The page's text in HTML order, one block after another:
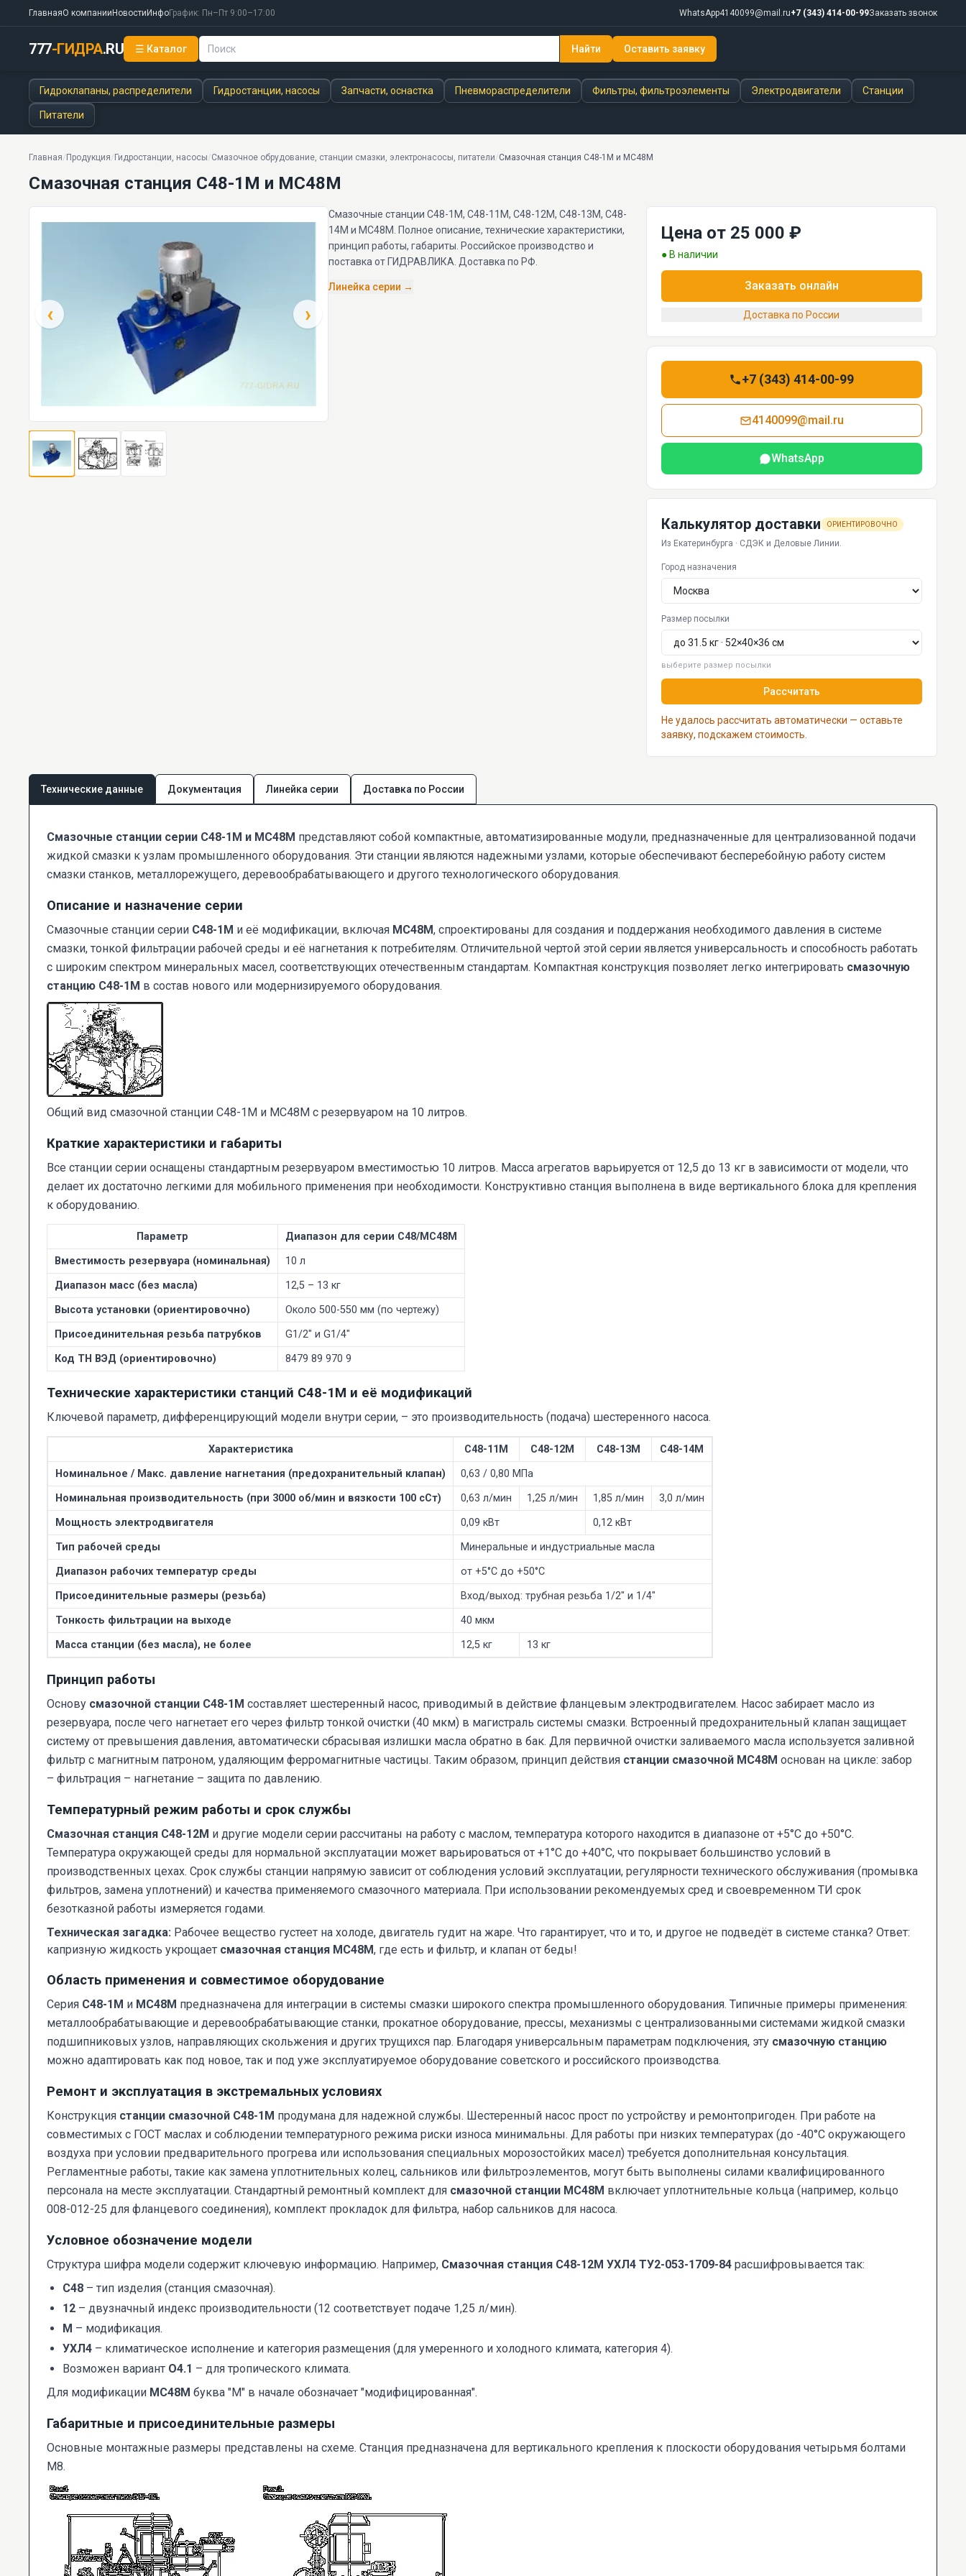
ГлавнаяО компании Новости ИнфоГрафик: Пн–Пт 9:00–17:00 WhatsApp4140099@mail.ru+7 (343) 414-00-99Заказать звонок
777-ГИДРА.RU ☰ Каталог Найти Оставить заявку
Гидроклапаны, распределители Гидростанции, насосы Запчасти, оснастка Пневмораспределители Фильтры, фильтроэлементы Электродвигатели Станции
Питатели
Главная/ Продукция/ Гидростанции, насосы/Смазочное обрудование, станции смазки, электронасосы, питатели/Смазочная станция С48-1М и МС48М
Смазочная станция С48-1М и МС48М
Смазочная станция С48-1М и МС48М
‹ ›
Смазочные станции С48-1М, С48-11М, С48-12М, С48-13М, С48-
14М и МС48М. Полное описание, технические характеристики,
принцип работы, габариты. Российское производство и
поставка от ГИДРАВЛИКА. Доставка по РФ.
Линейка серии →
Цена от 25 000 ₽
● В наличии
Заказать онлайн
Доставка по России
+7 (343) 414-00-99
4140099@mail.ru
WhatsApp
Калькулятор доставки ОРИЕНТИРОВОЧНО
Из Екатеринбурга · СДЭК и Деловые Линии.
Город назначения
Размер посылки
выберите размер посылки
Рассчитать
Не удалось рассчитать автоматически — оставьте
заявку, подскажем стоимость.
Технические данные Документация Линейка серии Доставка по России
Смазочные станции серии С48-1М и МС48М представляют собой компактные, автоматизированные модули, предназначенные для централизованной подачи
жидкой смазки к узлам промышленного оборудования. Эти станции являются надежными узлами, которые обеспечивают бесперебойную работу систем
смазки станков, металлорежущего, деревообрабатывающего и другого технологического оборудования.
Описание и назначение серии
Смазочные станции серии С48-1М и её модификации, включая МС48М, спроектированы для создания и поддержания необходимого давления в системе
смазки, тонкой фильтрации рабочей среды и её нагнетания к потребителям. Отличительной чертой этой серии является универсальность и способность работать
с широким спектром минеральных масел, соответствующих отечественным стандартам. Компактная конструкция позволяет легко интегрировать смазочную
станцию С48-1М в состав нового или модернизируемого оборудования.
Общий вид смазочной станции С48-1М и МС48М с резервуаром на 10 литров.
Краткие характеристики и габариты
Все станции серии оснащены стандартным резервуаром вместимостью 10 литров. Масса агрегатов варьируется от 12,5 до 13 кг в зависимости от модели, что
делает их достаточно легкими для мобильного применения при необходимости. Конструктивно станция выполнена в виде вертикального блока для крепления
к оборудованию.
Параметр
Диапазон для серии С48/МС48М
Вместимость резервуара (номинальная)
10 л
Диапазон масс (без масла)
12,5 – 13 кг
Высота установки (ориентировочно)
Около 500-550 мм (по чертежу)
Присоединительная резьба патрубков
G1/2" и G1/4"
Код ТН ВЭД (ориентировочно)
8479 89 970 9
Технические характеристики станций С48-1М и её модификаций
Ключевой параметр, дифференцирующий модели внутри серии, – это производительность (подача) шестеренного насоса.
Характеристика С48-11М С48-12М С48-13М
С48-14М
Номинальное / Макс. давление нагнетания (предохранительный клапан)
0,63 / 0,80 МПа
Номинальная производительность (при 3000 об/мин и вязкости 100 сСт)
0,63 л/мин 1,25 л/мин 1,85 л/мин
3,0 л/мин
Мощность электродвигателя
0,09 кВт
0,12 кВт
Тип рабочей среды
Минеральные и индустриальные масла
Диапазон рабочих температур среды
от +5°C до +50°C
Присоединительные размеры (резьба)
Вход/выход: трубная резьба 1/2" и 1/4"
Тонкость фильтрации на выходе
40 мкм
Масса станции (без масла), не более
12,5 кг 13 кг
Принцип работы
Основу смазочной станции С48-1М составляет шестеренный насос, приводимый в действие фланцевым электродвигателем. Насос забирает масло из
резервуара, после чего нагнетает его через фильтр тонкой очистки (40 мкм) в магистраль системы смазки. Встроенный предохранительный клапан защищает
систему от превышения давления, автоматически сбрасывая излишки масла обратно в бак. Для первичной очистки заливаемого масла используется заливной
фильтр с магнитным патроном, удаляющим ферромагнитные частицы. Таким образом, принцип действия станции смазочной МС48М основан на цикле: забор
– фильтрация – нагнетание – защита по давлению.
Температурный режим работы и срок службы
Смазочная станция С48-12М и другие модели серии рассчитаны на работу с маслом, температура которого находится в диапазоне от +5°C до +50°C.
Температура окружающей среды для нормальной эксплуатации может варьироваться от +1°C до +40°C, что покрывает большинство условий в
производственных цехах. Срок службы станции напрямую зависит от соблюдения условий эксплуатации, регулярности технического обслуживания (промывка
фильтров, замена уплотнений) и качества применяемого смазочного материала. При использовании рекомендуемых сред и своевременном ТИ срок
безотказной работы измеряется годами.
Техническая загадка: Рабочее вещество густеет на холоде, двигатель гудит на жаре. Что гарантирует, что и то, и другое не подведёт в системе станка? Ответ:
капризную жидкость укрощает смазочная станция МС48М, где есть и фильтр, и клапан от беды!
Область применения и совместимое оборудование
Серия С48-1М и МС48М предназначена для интеграции в системы смазки широкого спектра промышленного оборудования. Типичные примеры применения:
металлообрабатывающие и деревообрабатывающие станки, прокатное оборудование, прессы, механизмы с централизованными системами жидкой смазки
подшипниковых узлов, направляющих скольжения и других трущихся пар. Благодаря универсальным параметрам подключения, эту смазочную станцию
можно адаптировать как под новое, так и под уже эксплуатируемое оборудование советского и российского производства.
Ремонт и эксплуатация в экстремальных условиях
Конструкция станции смазочной С48-1М продумана для надежной службы. Шестеренный насос прост по устройству и ремонтопригоден. При работе на
совместимых с ГОСТ маслах и соблюдении температурного режима риски износа минимальны. Для работы при низких температурах (до -40°С окружающего
воздуха при условии предварительного прогрева или использования специальных морозостойких масел) требуется дополнительная консультация.
Регламентные работы, такие как замена уплотнительных колец, сальников или фильтроэлементов, могут быть выполнены силами квалифицированного
персонала на месте эксплуатации. Стандартный ремонтный комплект для смазочной станции МС48М включает уплотнительные кольца (например, кольцо
008-012-25 для фланцевого соединения), комплект прокладок для фильтра, набор сальников для насоса.
Условное обозначение модели
Структура шифра модели содержит ключевую информацию. Например, Смазочная станция С48-12М УХЛ4 ТУ2-053-1709-84 расшифровывается так:
С48 – тип изделия (станция смазочная).
12 – двузначный индекс производительности (12 соответствует подаче 1,25 л/мин).
М – модификация.
УХЛ4 – климатическое исполнение и категория размещения (для умеренного и холодного климата, категория 4).
Возможен вариант О4.1 – для тропического климата.
Для модификации МС48М буква "М" в начале обозначает "модифицированная".
Габаритные и присоединительные размеры
Основные монтажные размеры представлены на схеме. Станция предназначена для вертикального крепления к плоскости оборудования четырьмя болтами
М8.